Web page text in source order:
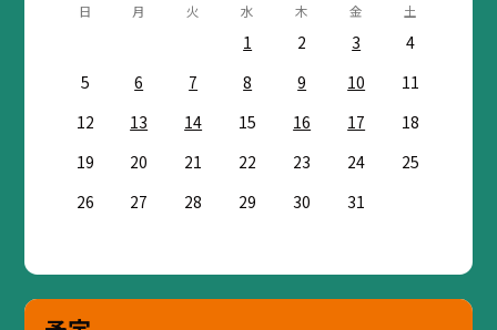
日 月 火 水 木 金 土
1 2 3
4
5
6 7 8 9 10
11
12
13 14 15 16 17
18
19
20 21 22 23 24
25
26
27 28 29 30 31